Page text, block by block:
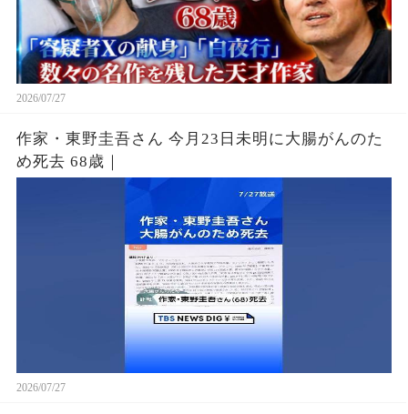
2026/07/27
作家・東野圭吾さん 今月23日未明に大腸がんのた
め死去 68歳｜
2026/07/27